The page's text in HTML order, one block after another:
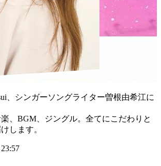
、シンガーソングライター曽根由希江に
、BGM、ジングル。全てにこだわりと
します。